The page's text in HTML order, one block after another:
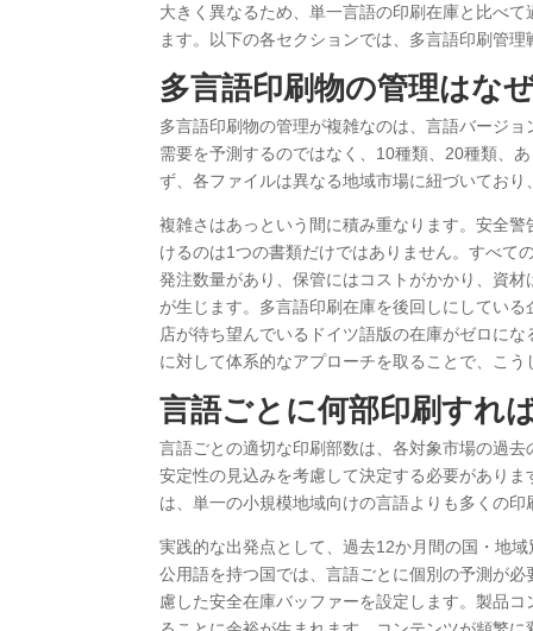
大きく異なるため、単一言語の印刷在庫と比べ
ます。以下の各セクションでは、多言語印刷管
多言語印刷物の管理はな
多言語印刷物の管理が複雑なのは、言語バージ
需要を予測するのではなく、10種類、20種類、
ず、各ファイルは異なる地域市場に紐づいてお
複雑さはあっという間に積み重なります。安全
けるのは1つの書類だけではありません。すべて
発注数量があり、保管にはコストがかかり、資
が生じます。多言語印刷在庫を後回しにしてい
店が待ち望んでいるドイツ語版の在庫がゼロに
に対して体系的なアプローチを取ることで、こ
言語ごとに何部印刷すれ
言語ごとの適切な印刷部数は、各対象市場の過
安定性の見込みを考慮して決定する必要があり
は、単一の小規模地域向けの言語よりも多くの印
実践的な出発点として、過去12か月間の国・地
公用語を持つ国では、言語ごとに個別の予測が
慮した安全在庫バッファーを設定します。製品